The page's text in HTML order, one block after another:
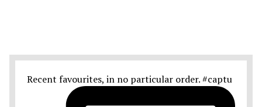
Recent favourites, in no particular order. #captu